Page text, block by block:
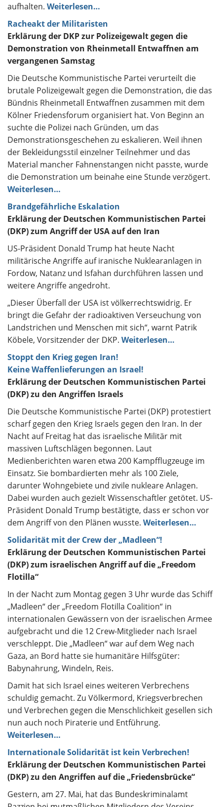
aufhalten. Weiterlesen…
Racheakt der Militaristen
Erklärung der DKP zur Polizeigewalt gegen die
Demonstration von Rheinmetall Entwaffnen am
vergangenen Samstag
Die Deutsche Kommunistische Partei verurteilt die
brutale Polizeigewalt gegen die Demonstration, die das
Bündnis Rheinmetall Entwaffnen zusammen mit dem
Kölner Friedensforum organisiert hat. Von Beginn an
suchte die Polizei nach Gründen, um das
Demonstrationsgeschehen zu eskalieren. Weil ihnen
der Bekleidungsstil einzelner Teilnehmer und das
Material mancher Fahnenstangen nicht passte, wurde
die Demonstration um beinahe eine Stunde verzögert.
Weiterlesen…
Brandgefährliche Eskalation
Erklärung der Deutschen Kommunistischen Partei
(DKP) zum Angriff der USA auf den Iran
US-Präsident Donald Trump hat heute Nacht
militärische Angriffe auf iranische Nuklearanlagen in
Fordow, Natanz und Isfahan durchführen lassen und
weitere Angriffe angedroht.
„Dieser Überfall der USA ist völkerrechtswidrig. Er
bringt die Gefahr der radioaktiven Verseuchung von
Landstrichen und Menschen mit sich“, warnt Patrik
Köbele, Vorsitzender der DKP. Weiterlesen…
Stoppt den Krieg gegen Iran!
Keine Waffenlieferungen an Israel!
Erklärung der Deutschen Kommunistischen Partei
(DKP) zu den Angriffen Israels
Die Deutsche Kommunistische Partei (DKP) protestiert
scharf gegen den Krieg Israels gegen den Iran. In der
Nacht auf Freitag hat das israelische Militär mit
massiven Luftschlägen begonnen. Laut
Medienberichten waren etwa 200 Kampfflugzeuge im
Einsatz. Sie bombardierten mehr als 100 Ziele,
darunter Wohngebiete und zivile nukleare Anlagen.
Dabei wurden auch gezielt Wissenschaftler getötet. US-
Präsident Donald Trump bestätigte, dass er schon vor
dem Angriff von den Plänen wusste. Weiterlesen…
Solidarität mit der Crew der „Madleen“!
Erklärung der Deutschen Kommunistischen Partei
(DKP) zum israelischen Angriff auf die „Freedom
Flotilla“
In der Nacht zum Montag gegen 3 Uhr wurde das Schiff
„Madleen“ der „Freedom Flotilla Coalition“ in
internationalen Gewässern von der israelischen Armee
aufgebracht und die 12 Crew-Mitglieder nach Israel
verschleppt. Die „Madleen“ war auf dem Weg nach
Gaza, an Bord hatte sie humanitäre Hilfsgüter:
Babynahrung, Windeln, Reis.
Damit hat sich Israel eines weiteren Verbrechens
schuldig gemacht. Zu Völkermord, Kriegsverbrechen
und Verbrechen gegen die Menschlichkeit gesellen sich
nun auch noch Piraterie und Entführung.
Weiterlesen…
Internationale Solidarität ist kein Verbrechen!
Erklärung der Deutschen Kommunistischen Partei
(DKP) zu den Angriffen auf die „Friedensbrücke“
Gestern, am 27. Mai, hat das Bundeskriminalamt